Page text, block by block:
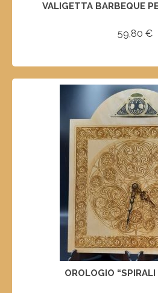
VALIGETTA BARBEQUE
59,80 €
OROLOGIO “SPIRALI